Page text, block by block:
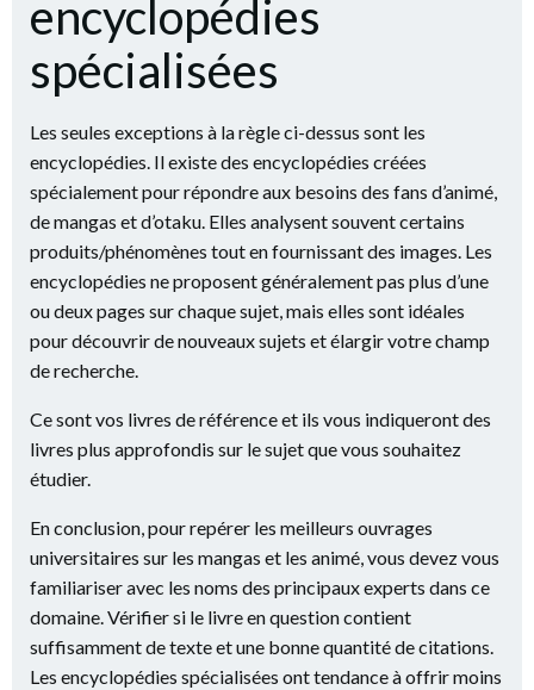
encyclopédies
spécialisées
Les seules exceptions à la règle ci-dessus sont les
encyclopédies. Il existe des encyclopédies créées
spécialement pour répondre aux besoins des fans d’animé,
de mangas et d’otaku. Elles analysent souvent certains
produits/phénomènes tout en fournissant des images. Les
encyclopédies ne proposent généralement pas plus d’une
ou deux pages sur chaque sujet, mais elles sont idéales
pour découvrir de nouveaux sujets et élargir votre champ
de recherche.
Ce sont vos livres de référence et ils vous indiqueront des
livres plus approfondis sur le sujet que vous souhaitez
étudier.
En conclusion, pour repérer les meilleurs ouvrages
universitaires sur les mangas et les animé, vous devez vous
familiariser avec les noms des principaux experts dans ce
domaine. Vérifier si le livre en question contient
suffisamment de texte et une bonne quantité de citations.
Les encyclopédies spécialisées ont tendance à offrir moins